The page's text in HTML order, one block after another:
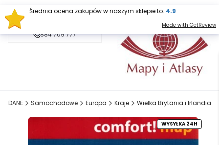
sklep@mapy.net.pl
884 709 777
Samochodowe Europa Kraje Wielka Brytania i Irlandia
WYSYŁKA 24H
Średnia ocena zakupów w naszym sklepie to: 4.9
Made with GetReview